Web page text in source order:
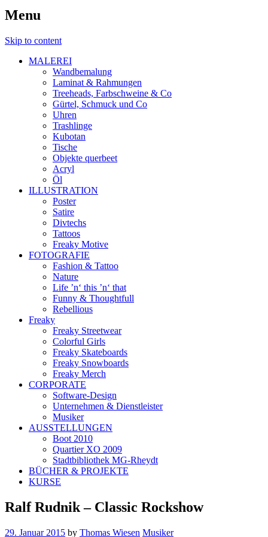
Menu
Skip to content
MALEREI
Wandbemalung
Laminat & Rahmungen
Treeheads, Farbschweine & Co
Gürtel, Schmuck und Co
Uhren
Trashlinge
Kubotan
Tische
Objekte querbeet
Acryl
Öl
ILLUSTRATION
Poster
Satire
Divtechs
Tattoos
Freaky Motive
FOTOGRAFIE
Fashion & Tattoo
Nature
Life ’n‘ this ’n‘ that
Funny & Thoughtfull
Rebellious
Freaky
Freaky Streetwear
Colorful Girls
Freaky Skateboards
Freaky Snowboards
Freaky Merch
CORPORATE
Software-Design
Unternehmen & Dienstleister
Musiker
AUSSTELLUNGEN
Boot 2010
Quartier XO 2009
Stadtbibliothek MG-Rheydt
BÜCHER & PROJEKTE
KURSE
Ralf Rudnik – Classic Rockshow
29. Januar 2015 by Thomas Wiesen Musiker